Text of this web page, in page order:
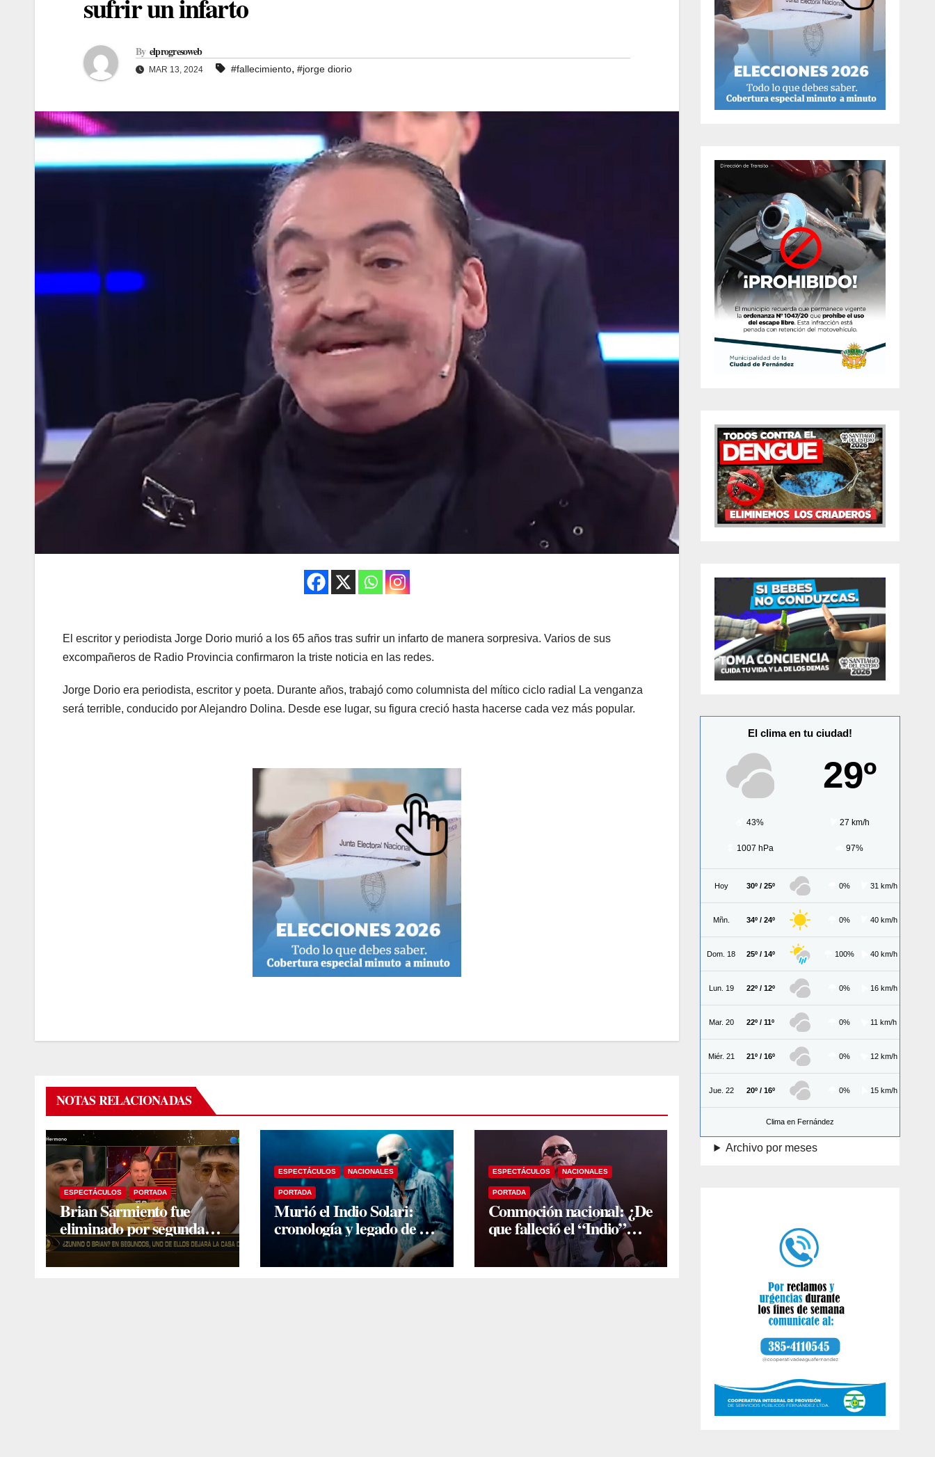
sufrir un infarto
By elprogresoweb
MAR 13, 2024 #fallecimiento, #jorge diorio
El escritor y periodista Jorge Dorio murió a los 65 años tras sufrir un infarto de manera sorpresiva. Varios de sus
excompañeros de Radio Provincia confirmaron la triste noticia en las redes.
Jorge Dorio era periodista, escritor y poeta. Durante años, trabajó como columnista del mítico ciclo radial La venganza
será terrible, conducido por Alejandro Dolina. Desde ese lugar, su figura creció hasta hacerse cada vez más popular.
NOTAS RELACIONADAS
ESPECTÁCULOS PORTADA
Brian Sarmiento fue
eliminado por segunda
vez de Gran Hermano
2026 y se despidió
ESPECTÁCULOS NACIONALES
PORTADA
Murió el Indio Solari:
cronología y legado de un
icono del rock argentino
ESPECTÁCULOS NACIONALES
PORTADA
Conmoción nacional: ¿De
que falleció el “Indio”
Solari?
El clima en tu ciudad!
29º
43% 27 km/h
1007 hPa 97%
Hoy 30º / 25º 0% 31 km/h
Mñn. 34º / 24º 0% 40 km/h
Dom. 18 25º / 14º 100% 40 km/h
Lun. 19 22º / 12º 0% 16 km/h
Mar. 20 22º / 11º 0% 11 km/h
Miér. 21 21º / 16º 0% 12 km/h
Jue. 22 20º / 16º 0% 15 km/h
Clima en Fernández
Archivo por meses